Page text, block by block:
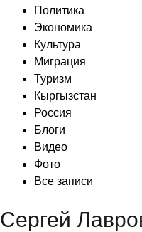
Политика
Экономика
Культура
Миграция
Туризм
Кыргызстан
Россия
Блоги
Видео
Фото
Все записи
Сергей